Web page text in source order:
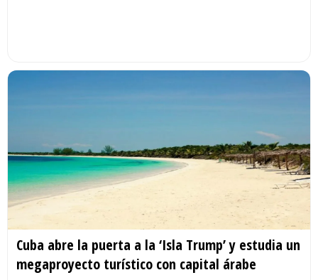
Cuba abre la puerta a la ‘Isla Trump’ y estudia un
megaproyecto turístico con capital árabe